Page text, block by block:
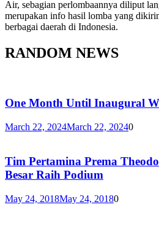
Air, sebagian perlombaannya diliput
merupakan info hasil lomba yang
berbagai daerah di Indonesia.
RANDOM NEWS
One Month Until Inaugural
March 22, 2024March 22, 20240
Tim Pertamina Prema
Besar Raih Podium
May 24, 2018May 24, 20180